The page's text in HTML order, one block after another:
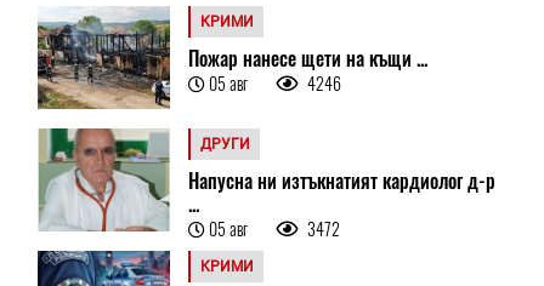
КРИМИ
Пожар нанесе щети на къщи ...
05 авг 4246
ДРУГИ
Напусна ни изтъкнатият кардиолог д-р
...
05 авг 3472
КРИМИ